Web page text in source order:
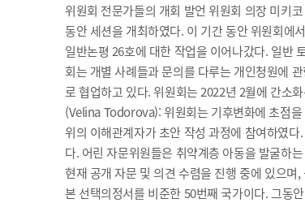
이
슈
아
동
기
념
일
주
위원회 전문가들의 개회 발언 위원회 의장 미키
동안 세션을 개최하였다. 이 기간 동안 위원회에
일반논평 26호에 대한 작업을 이어나갔다. 일반
회는 개별 사례들과 문의를 다루는 개인청원에
로 협업하고 있다. 위원회는 2022년 2월에 간소
(Velina Todorova): 위원회는 기후변화에 초점
위의 이해관계자가 초안 작성 과정에 참여하였
다. 어린 자문위원들은 취약계층 아동을 발굴하
현재 공개 자문 및 의견 수렴을 진행 중에 있으
본 선택의정서를 비준한 50번째 국가이다. 그동